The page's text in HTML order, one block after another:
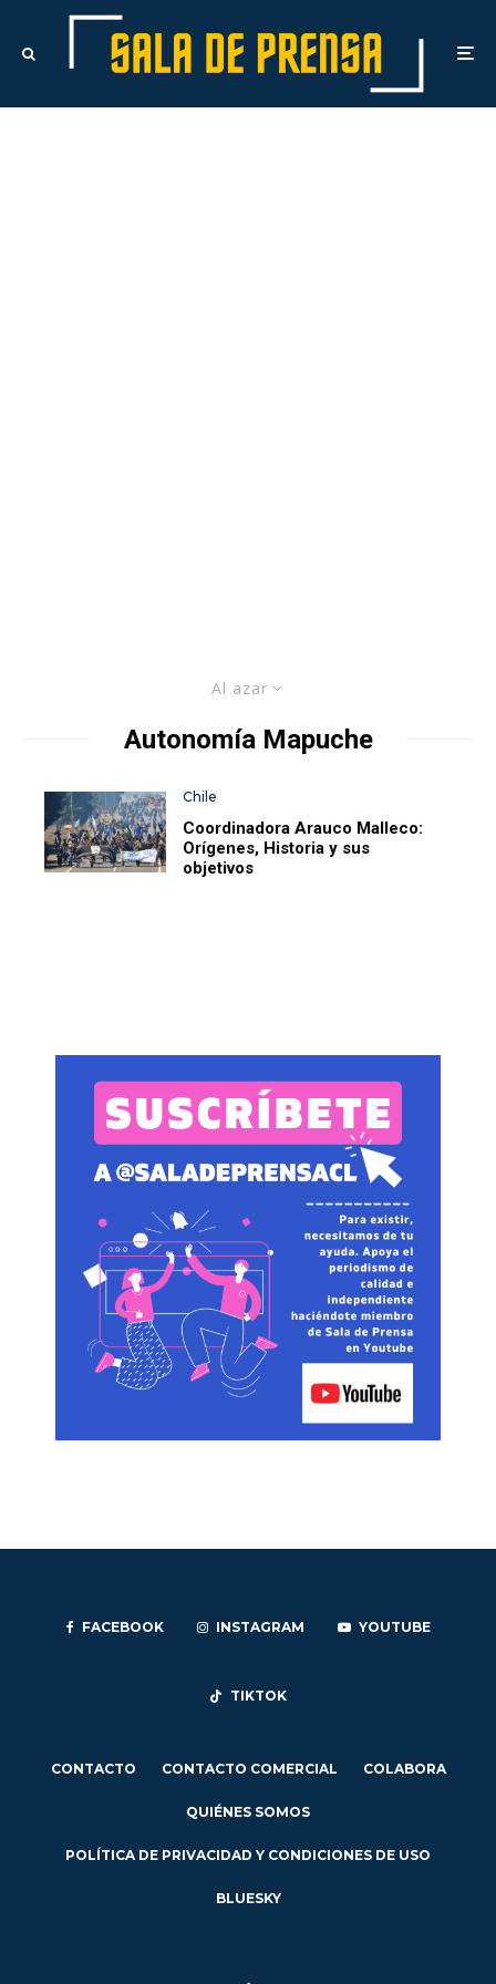
Al azar
Autonomía Mapuche
Chile
Coordinadora Arauco Malleco:
Orígenes, Historia y sus
objetivos
FACEBOOK INSTAGRAM YOUTUBE
TIKTOK
CONTACTO CONTACTO COMERCIAL COLABORA
QUIÉNES SOMOS
POLÍTICA DE PRIVACIDAD Y CONDICIONES DE USO
BLUESKY